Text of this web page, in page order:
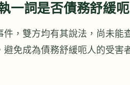
一詞是否債務舒緩
件，雙方均有其說法，尚未
避免成為債務舒緩呃人的受害